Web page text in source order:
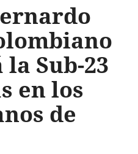
Sub-23
en los
de